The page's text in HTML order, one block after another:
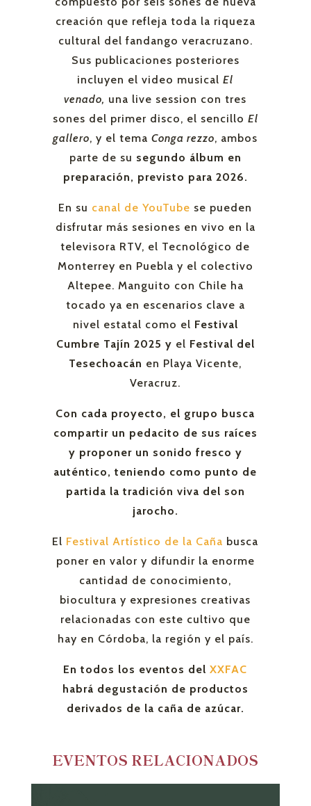
creación que refleja toda la riqueza
cultural del fandango veracruzano.
Sus publicaciones posteriores
incluyen el video musicalEl
venado, una live session con tres
sones del primer disco, el sencillo El
gallero, y el temaConga rezzo, ambos
parte de su segundo álbum en
preparación, previsto para 2026.
En su canal de YouTube se pueden
disfrutar más sesiones en vivo en la
televisora RTV, el Tecnológico de
Monterrey en Puebla y el colectivo
Altepee. Manguito con Chile ha
tocado ya en escenarios clave a
nivel estatal como el Festival
Cumbre Tajín 2025 y el Festival del
Tesechoacán en Playa Vicente,
Veracruz.
Con cada proyecto, el grupo busca
compartir un pedacito de sus raíces
y proponer un sonido fresco y
auténtico, teniendo como punto de
partida la tradición viva del son
jarocho.
El Festival Artístico de la Caña busca
poner en valor y difundir la enorme
cantidad de conocimiento,
biocultura y expresiones creativas
relacionadas con este cultivo que
hay en Córdoba, la región y el país.
En todos los eventos delXXFAC
habrá degustación de productos
derivados de la caña de azúcar.
EVENTOS RELACIONADOS